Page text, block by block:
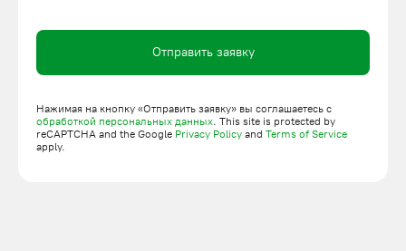
Отправить заявку
Нажимая на кнопку «Отправить заявку» вы соглашаетесь с
обработкой персональных данных. This site is protected by
reCAPTCHA and the Google Privacy Policy and Terms of Service
apply.